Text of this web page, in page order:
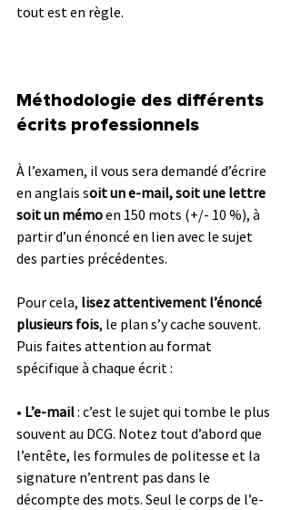
tout est en règle.
Méthodologie des différents
écrits professionnels
À l’examen, il vous sera demandé d’écrire
en anglais soit un e-mail, soit une lettre
soit un mémo en 150 mots (+/- 10 %), à
partir d’un énoncé en lien avec le sujet
des parties précédentes.
Pour cela, lisez attentivement l’énoncé
plusieurs fois, le plan s’y cache souvent.
Puis faites attention au format
spécifique à chaque écrit :
• L’e-mail : c’est le sujet qui tombe le plus
souvent au DCG. Notez tout d’abord que
l’entête, les formules de politesse et la
signature n’entrent pas dans le
décompte des mots. Seul le corps de l’e-